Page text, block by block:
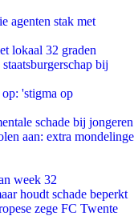
agenten stak met
lokaal 32 graden
bij
'stigma op
schade bij jongeren
aan: extra mondelinge
week 32
houdt schade beperkt
zege FC Twente